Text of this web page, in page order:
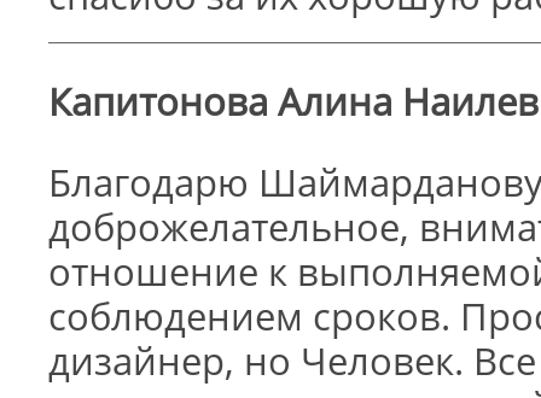
Капитонова Алина
Благодарю
доброжелательное,
отношение к
соблюдением сроков.
дизайнер, но Человек.